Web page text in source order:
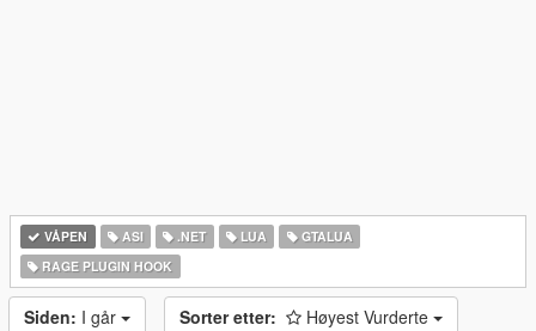
VÅPEN ASI .NET LUA
GTALUA
RAGE PLUGIN HOOK
Siden: I går Sorter etter: Høyest Vurderte